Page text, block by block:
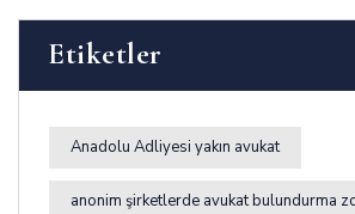
Etiketler
Anadolu Adliyesi yakın avukat
anonim şirketlerde avukat bulundurma